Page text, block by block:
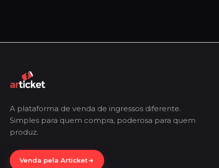
A plataforma de venda de ingressos diferente.
Simples para quem compra, poderosa para quem
produz.
Venda pela Articket